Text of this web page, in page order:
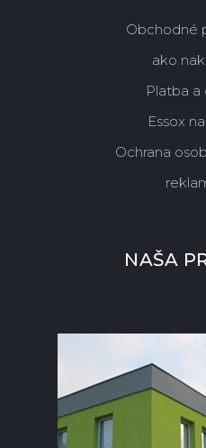
Obchodné
ako
Platba a
Essox
Ochrana
NAŠA